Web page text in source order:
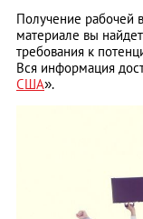
Получение рабочей
материале вы
требования к
Вся информация
США».